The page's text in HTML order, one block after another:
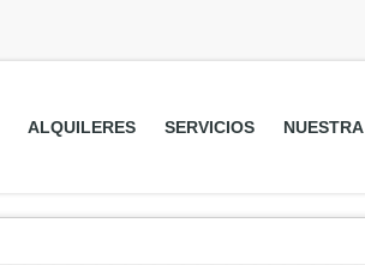
ALQUILERES SERVICIOS